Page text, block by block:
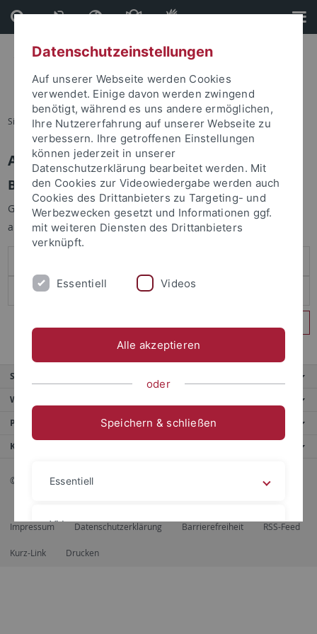
Direkt
zum
Inhalt
Direkt
zur
Fußleiste
Sie sind hier: Startseite
Anmelden
Benutzeranmeldung
Geben Sie Ihren Benutzernamen und Ihr Passwort an um sich
anzumelden:
Service
Weitere Angebote
Portale
Kontaktinfo
© 2026 Eberhard Karls Universität Tübingen, Tübingen
Impressum Datenschutzerklärung Barrierefreiheit RSS-Feed
Kurz-Link Drucken
Datenschutzeinstellungen
Auf unserer Webseite werden Cookies
verwendet. Einige davon werden zwingend
benötigt, während es uns andere ermöglichen,
Ihre Nutzererfahrung auf unserer Webseite zu
verbessern. Ihre getroffenen Einstellungen
können jederzeit in unserer
Datenschutzerklärung bearbeitet werden. Mit
den Cookies zur Videowiedergabe werden auch
Cookies des Drittanbieters zu Targeting- und
Werbezwecken gesetzt und Informationen ggf.
mit weiteren Diensten des Drittanbieters
verknüpft.
Essentiell Videos
Alle akzeptieren
oder
Speichern & schließen
Essentiell
Videos